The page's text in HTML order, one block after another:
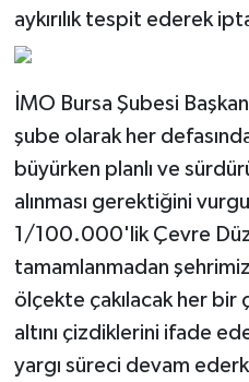
aykırılık tespit ederek
İMO Bursa Şubesi
şube olarak her
büyürken planlı ve
alınması gerektiğini
1/100.000'lik Çevre
tamamlanmadan
ölçekte çakılacak her bir
altını çizdiklerini ifade
yargı süreci devam